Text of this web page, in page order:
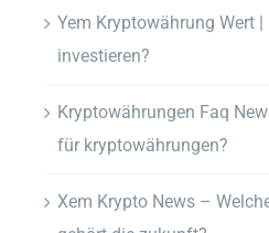
Yem Kryptowährung Wert
investieren?
Kryptowährungen Faq
für kryptowährungen?
Xem Krypto News –